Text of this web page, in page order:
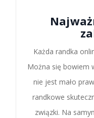
Każda randka
Można się bowiem
nie jest mało
randkowe
związki. Na